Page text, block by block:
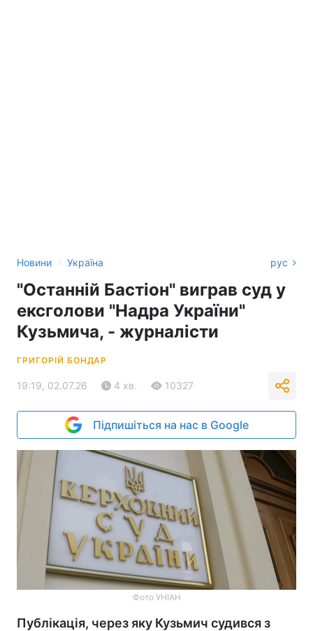
Новини › Україна рус
"Останній Бастіон" виграв суд у
ексголови "Надра України"
Кузьмича, - журналісти
ГРИГОРІЙ БОНДАР
19:19, 02.07.26 4 хв. 10327
Підпишіться на нас в Google
Фото УНІАН
Публікація, через яку Кузьмич судився з